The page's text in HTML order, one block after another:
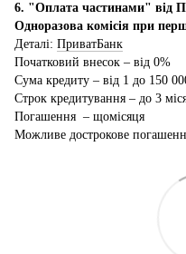
6. "Оплата частинами" від
Одноразова комісія при
Деталі: ПриватБанк
Початковий внесок – від 0%
Сума кредиту – від 1 до 150
Строк кредитування – до 3
Погашення – щомісяця
Можливе дострокове